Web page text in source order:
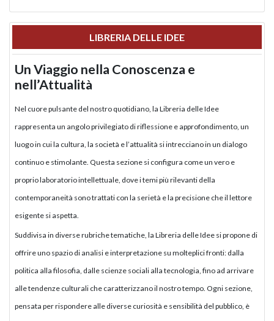
LIBRERIA DELLE IDEE
Un Viaggio nella Conoscenza e
nell’Attualità
Nel cuore pulsante del nostro quotidiano, la Libreria delle Idee
rappresenta un angolo privilegiato di riflessione e approfondimento, un
luogo in cui la cultura, la società e l’attualità si intrecciano in un dialogo
continuo e stimolante. Questa sezione si configura come un vero e
proprio laboratorio intellettuale, dove i temi più rilevanti della
contemporaneità sono trattati con la serietà e la precisione che il lettore
esigente si aspetta.
Suddivisa in diverse rubriche tematiche, la Libreria delle Idee si propone di
offrire uno spazio di analisi e interpretazione su molteplici fronti: dalla
politica alla filosofia, dalle scienze sociali alla tecnologia, fino ad arrivare
alle tendenze culturali che caratterizzano il nostro tempo. Ogni sezione,
pensata per rispondere alle diverse curiosità e sensibilità del pubblico, è